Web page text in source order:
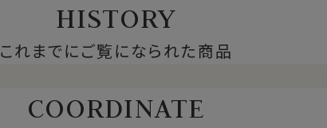
HISTORY
これまでにご覧になられた商品
COORDINATE